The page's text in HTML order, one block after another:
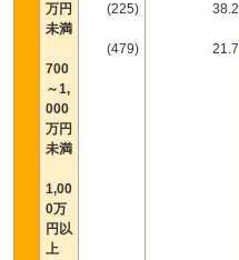
万円
未満
700
～1,
000
万円
未満
1,00
0万
円以
上
(225)
(479)
38.2
21.7